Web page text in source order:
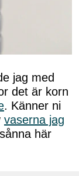
jag med
det är korn
. Känner ni
vaserna jag
här